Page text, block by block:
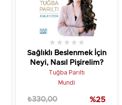
Sağlıklı Beslenmek İçin
Neyi, Nasıl Pişirelim?
★ ★ ★ ★ ★
Tuğba Parıltı
Mundi
₺330,00 %25